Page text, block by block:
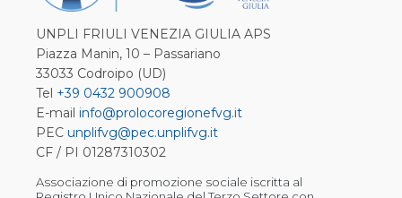
UNPLI FRIULI VENEZIA GIULIA APS
Piazza Manin, 10 – Passariano
33033 Codroipo (UD)
Tel +39 0432 900908
E-mail info@prolocoregionefvg.it
PEC unplifvg@pec.unplifvg.it
CF / PI 01287310302
Associazione di promozione sociale iscritta al